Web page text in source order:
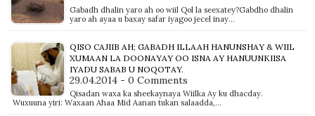
Gabadh dhalin yaro ah oo wiil Qol la seexatey?Gabdho dhalin
yaro ah ayaa u baxay safar iyagoo jecel inay…
QISO CAJIIB AH; GABADH ILLAAH HANUNSHAY & WIIL
XUMAAN LA DOONAYAY OO ISNA AY HANUUNKIISA
IYADU SABAB U NOQOTAY.
29.04.2014 - 0 Comments
Qisadan waxa ka sheekaynaya Wiilka Ay ku dhacday.
Wuxuuna yiri: Waxaan Ahaa Mid Aanan tukan salaadda,…